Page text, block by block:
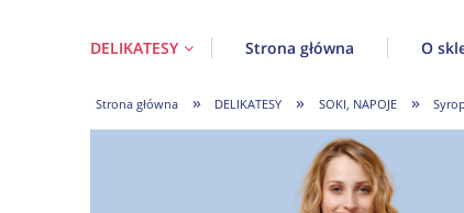
DELIKATESY Strona główna O
Strona główna » DELIKATESY » SOKI, NAPOJE »